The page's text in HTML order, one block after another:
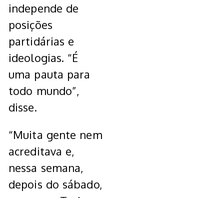
independe de
posições
partidárias e
ideologias. “É
uma pauta para
todo mundo”,
disse.
“Muita gente nem
acreditava e,
nessa semana,
depois do sábado,